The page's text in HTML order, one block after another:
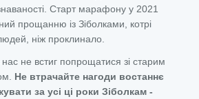
Старт марафону у 2021
прощанню із Зіболками, котрі
ніж проклинало.
не встиг попрощатися зі старим
Не втрачайте нагоди востаннє
за усі ці роки Зіболкам -